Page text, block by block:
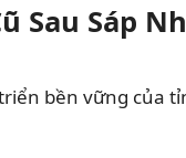
Sau Sáp
bền vững của